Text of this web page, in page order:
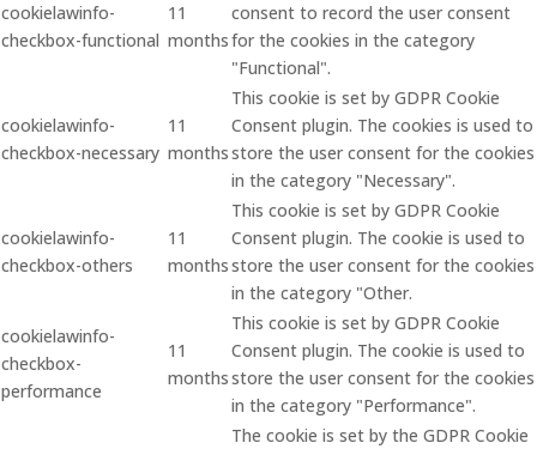
cookielawinfo-
checkbox-functional
11
months
consent to record the user consent
for the cookies in the category
"Functional".
cookielawinfo-
checkbox-necessary
11
months
This cookie is set by GDPR Cookie
Consent plugin. The cookies is used to
store the user consent for the cookies
in the category "Necessary".
cookielawinfo-
checkbox-others
11
months
This cookie is set by GDPR Cookie
Consent plugin. The cookie is used to
store the user consent for the cookies
in the category "Other.
cookielawinfo-
checkbox-
performance
11
months
This cookie is set by GDPR Cookie
Consent plugin. The cookie is used to
store the user consent for the cookies
in the category "Performance".
The cookie is set by the GDPR Cookie